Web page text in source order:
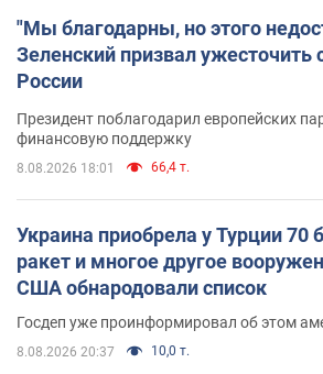
"Мы благодарны, но этого
Зеленский призвал ужесточить
России
Президент поблагодарил европейских
финансовую поддержку
8.08.2026 18:01 66,4 т.
Украина приобрела у Турции 70
ракет и многое другое
США обнародовали список
Госдеп уже проинформировал об этом
8.08.2026 20:37 10,0 т.